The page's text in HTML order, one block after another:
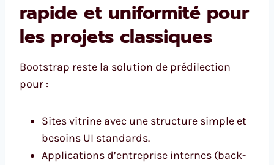
rapide et uniformité pour
les projets classiques
Bootstrap reste la solution de prédilection
pour :
Sites vitrine avec une structure simple et
besoins UI standards.
Applications d’entreprise internes (back-